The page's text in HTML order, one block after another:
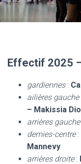
Effectif 2025
gardiennes :
ailières gauche
– Makissia
arrières gauche
demies-centre:
Mannevy
arrières droite: